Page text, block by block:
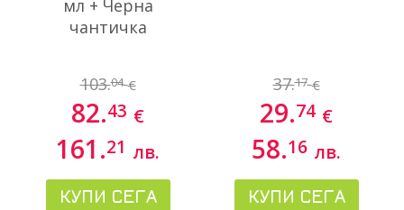
мл + Черна
чантичка
103.04 €
82.43 €
161.21 лв.
КУПИ СЕГА
37.17 €
29.74 €
58.16 лв.
КУПИ СЕГА